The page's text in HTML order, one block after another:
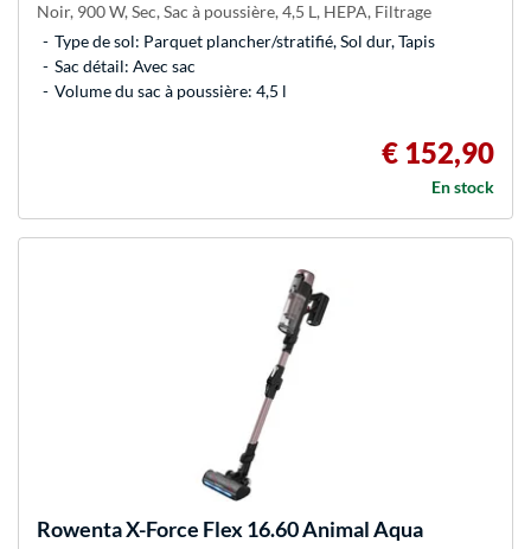
Noir, 900 W, Sec, Sac à poussière, 4,5 L, HEPA, Filtrage
Type de sol: Parquet plancher/stratifié, Sol dur, Tapis
Sac détail: Avec sac
Volume du sac à poussière: 4,5 l
€ 152,90
En stock
RowentaX-Force Flex 16.60 Animal Aqua